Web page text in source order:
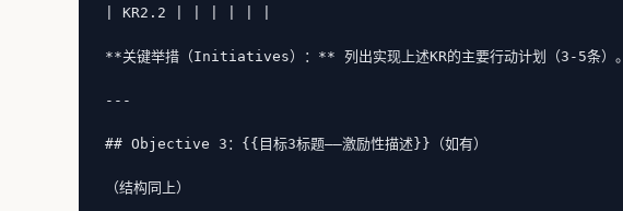
| KR2.2 | | | | | |
**关键举措（Initiatives）：** 列出实现上述KR的主要行动计划（3-5条）。
---
## Objective 3：{{目标3标题——激励性描述}}（如有）
（结构同上）